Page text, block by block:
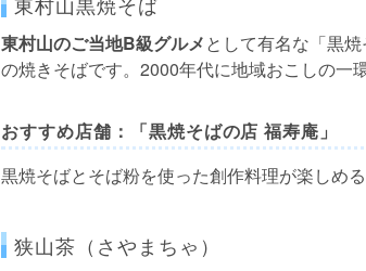
東村山のご当地B級グルメとして有名な「黒
の焼きそばです。2000年代に地域おこしの一
おすすめ店舗：「黒焼そばの店 福寿庵」
黒焼そばとそば粉を使った創作料理が楽しめ
狭山茶（さやまちゃ）